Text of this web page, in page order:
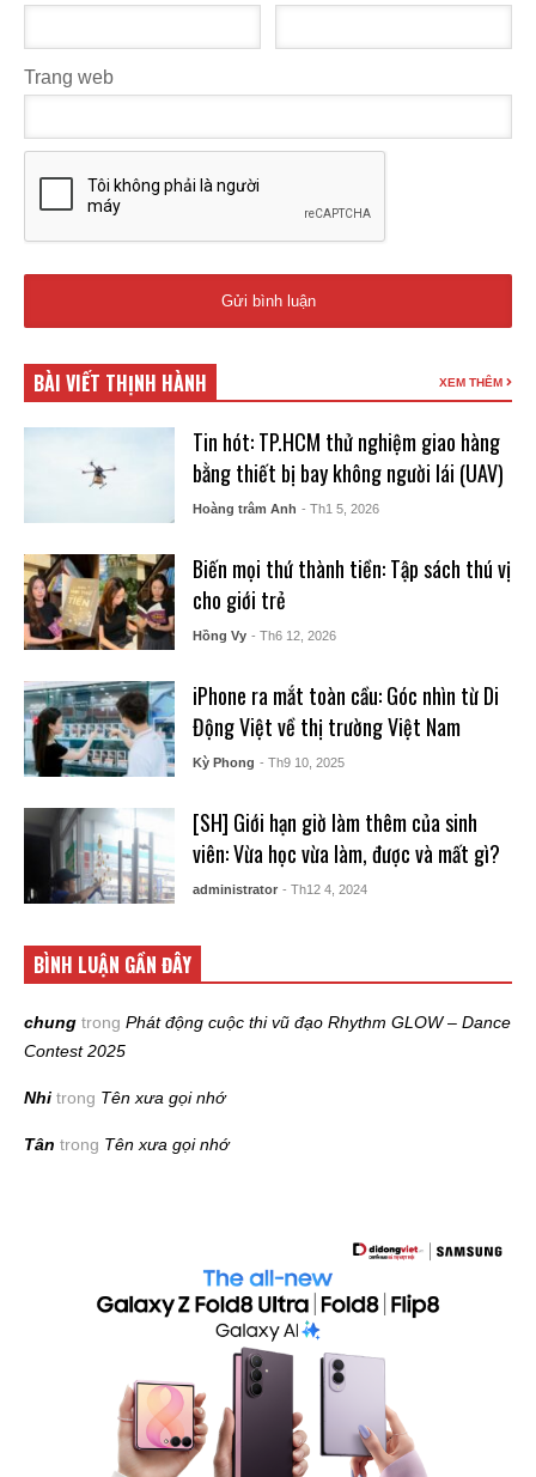
Trang web
BÀI VIẾT THỊNH HÀNH XEM THÊM
Tin hót: TP.HCM thử nghiệm giao hàng
bằng thiết bị bay không người lái (UAV)
Hoàng trâm Anh - Th1 5, 2026
Biến mọi thứ thành tiền: Tập sách thú vị
cho giới trẻ
Hồng Vy - Th6 12, 2026
iPhone ra mắt toàn cầu: Góc nhìn từ Di
Động Việt về thị trường Việt Nam
Kỳ Phong - Th9 10, 2025
[SH] Giới hạn giờ làm thêm của sinh
viên: Vừa học vừa làm, được và mất gì?
administrator - Th12 4, 2024
BÌNH LUẬN GẦN ĐÂY
chung trong Phát động cuộc thi vũ đạo Rhythm GLOW – Dance
Contest 2025
Nhi trong Tên xưa gọi nhớ
Tân trong Tên xưa gọi nhớ